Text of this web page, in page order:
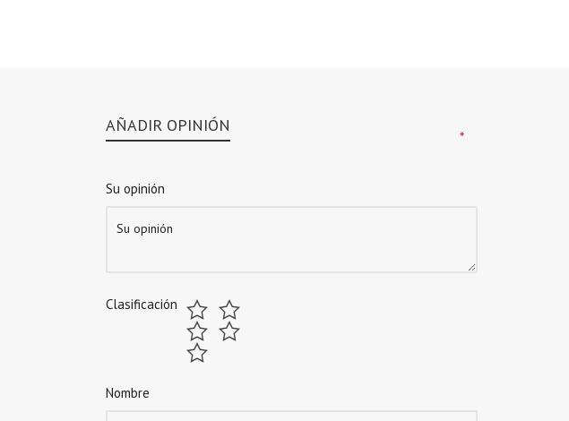
AÑADIR OPINIÓN
Su opinión
Clasificación
Nombre
*
*